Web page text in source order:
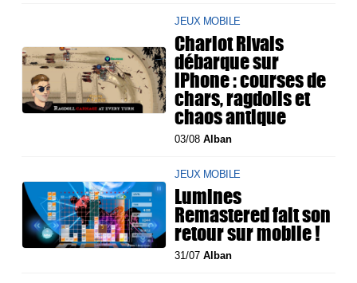
JEUX MOBILE
Chariot Rivals
débarque sur
iPhone : courses de
chars, ragdolls et
chaos antique
03/08Alban
JEUX MOBILE
Lumines
Remastered fait son
retour sur mobile !
31/07Alban